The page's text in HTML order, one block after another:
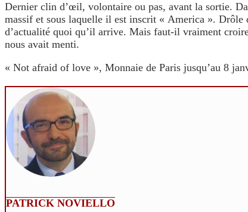
Dernier clin d’œil, volontaire ou pas, avant la sortie.
massif et sous laquelle il est inscrit « America ». Drôle
d’actualité quoi qu’il arrive. Mais faut-il vraiment
nous avait menti.
« Not afraid of love », Monnaie de Paris jusqu’au 8
PATRICK NOVIELLO